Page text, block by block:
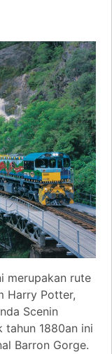
merupakan rute
Harry Potter,
Scenin
tahun 1880an ini
Barron Gorge.